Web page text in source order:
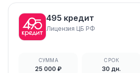
495 кредит
Лицензия ЦБ РФ
СУММА
25 000 ₽
СРОК
30 дн.